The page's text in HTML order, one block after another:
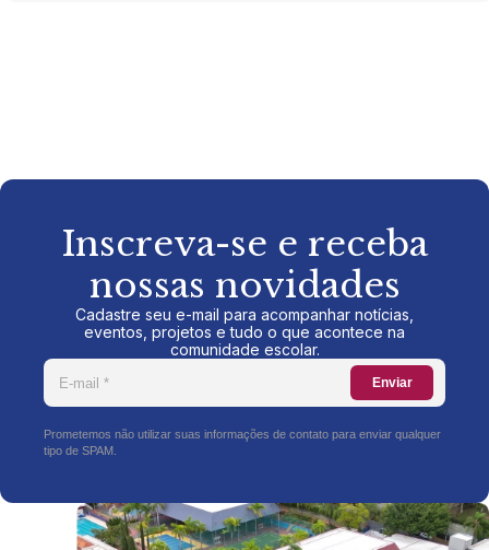
Inscreva-se e receba
nossas novidades
Cadastre seu e-mail para acompanhar notícias,
eventos, projetos e tudo o que acontece na
comunidade escolar.
Enviar
Prometemos não utilizar suas informações de contato para enviar qualquer
tipo de SPAM.